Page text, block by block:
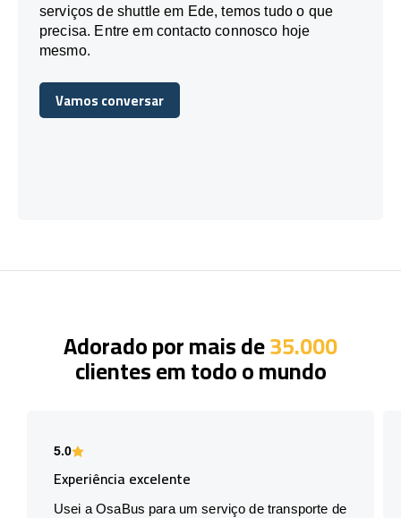
serviços de shuttle em Ede, temos tudo o que
precisa. Entre em contacto connosco hoje
mesmo.
Vamos conversar
Vamos conversar
Adorado por mais de35.000
clientes em todo o mundo
5.0
Experiência excelente
Usei a OsaBus para um serviço de transporte de